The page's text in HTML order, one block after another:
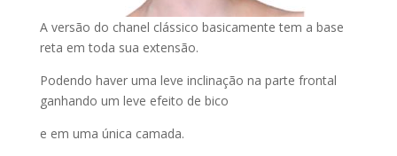
A versão do chanel clássico basicamente tem a base
reta em toda sua extensão.
Podendo haver uma leve inclinação na parte frontal
ganhando um leve efeito de bico
e em uma única camada.